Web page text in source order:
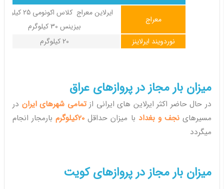
ایرلاین معراج کلاس اکونومی
بیزینس 30 کیلوگرم
معراج
20 کیلوگرم
نوردویند ایرلاینز
میزان بار مجاز در پروازهای عراق
در حال حاضر اکثر ایرلاین های ایرانی ازتمامی شهرهای ایران در
مسیرهاینجف و بغداد با میزان حداقل 20کیلوگرم
بارمجار انجام
میگردد
میزان بار مجاز در پروازهای کویت